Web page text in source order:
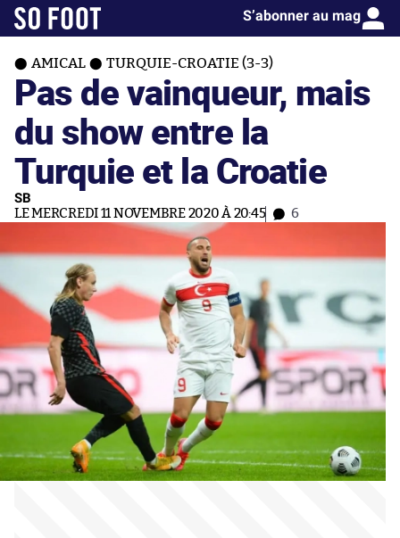
S’abonner au mag
AMICAL TURQUIE-CROATIE (3-3)
Pas de vainqueur, mais
du show entre la
Turquie et la Croatie
SB
LE MERCREDI 11 NOVEMBRE 2020 À 20:45 6